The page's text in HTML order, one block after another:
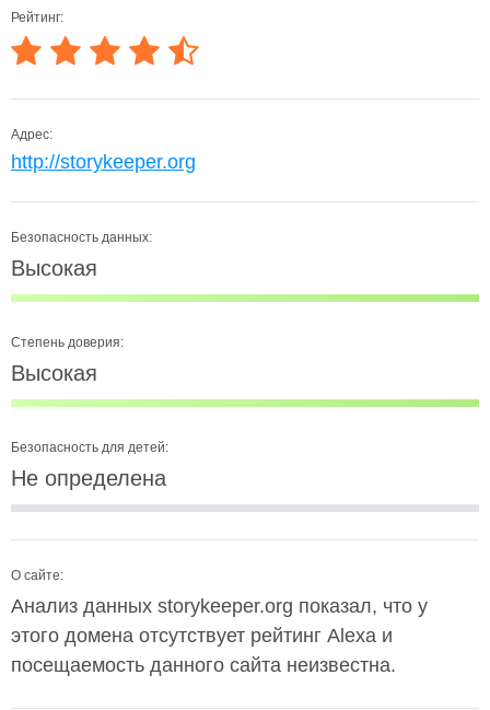
Рейтинг:
Адрес:
http://storykeeper.org
Безопасность данных:
Высокая
Степень доверия:
Высокая
Безопасность для детей:
Не определена
О сайте:
Анализ данных storykeeper.org показал, что у
этого домена отсутствует рейтинг Alexa и
посещаемость данного сайта неизвестна.